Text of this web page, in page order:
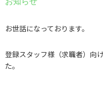
お世話になっております。
登録スタッフ様（求職者）向
た。